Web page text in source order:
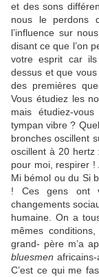
et des sons
nous le perdons
l’influence sur
disant ce que l’on
votre esprit car ils
dessus et que
des premières
Vous étudiez les
mais étudiez-
tympan vibre ?
bronches oscillent
oscillent à 20 hertz
pour moi, respirer
Mi bémol ou du Si
! Ces gens ont
changements
humaine. On a
mêmes
grand- père m’a
bluesmen africains-
C’est ce qui me